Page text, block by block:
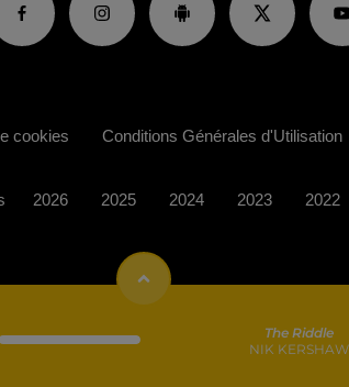
The Riddle
NIK KERSHAW
cookies Conditions Générales d'Utilisation
2026 2025 2024 2023 2022